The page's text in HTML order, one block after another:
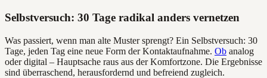
Selbstversuch: 30 Tage radikal anders vernetzen
Was passiert, wenn man alte Muster sprengt? Ein Selbstversuch: 30
Tage, jeden Tag eine neue Form der Kontaktaufnahme. Ob analog
oder digital – Hauptsache raus aus der Komfortzone. Die Ergebnisse
sind überraschend, herausfordernd und befreiend zugleich.